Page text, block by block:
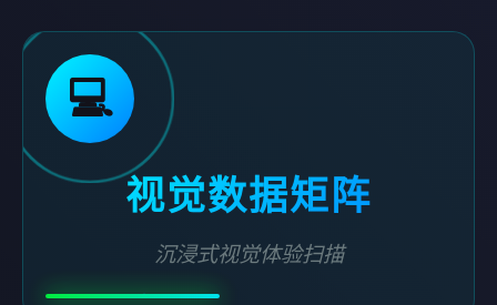
💻
视觉数据矩阵
沉浸式视觉体验扫描